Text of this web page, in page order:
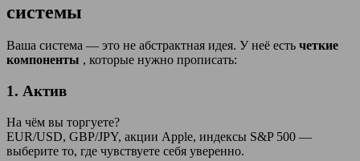
системы
Ваша система — это не абстрактная идея. У неё есть четкие
компоненты , которые нужно прописать:
1. Актив
На чём вы торгуете?
EUR/USD, GBP/JPY, акции Apple, индексы S&P 500 —
выберите то, где чувствуете себя уверенно.